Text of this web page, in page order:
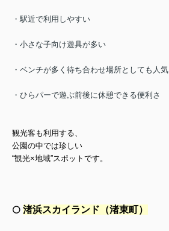
・駅近で利用しやすい
・小さな子向け遊具が多い
・ベンチが多く待ち合わせ場所としても人気
・ひらパーで遊ぶ前後に休憩できる便利さ
観光客も利用する、
公園の中では珍しい
“観光×地域”スポットです。
⚪️ 渚浜スカイランド（渚東町）